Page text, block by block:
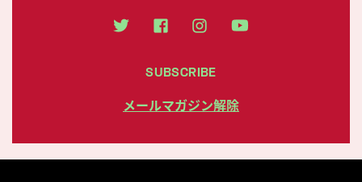
SUBSCRIBE
メールマガジン解除